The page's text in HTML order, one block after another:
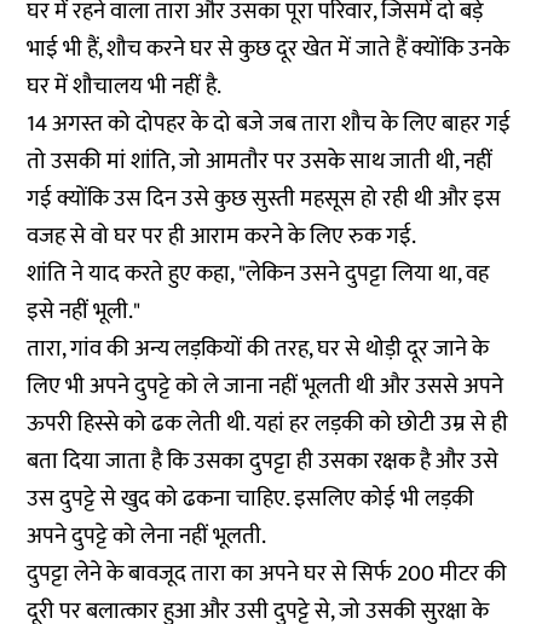
घर में रहने वाला तारा और उसका पूरा परिवार, जिसमें दो बड़े
भाई भी हैं, शौच करने घर से कुछ दूर खेत में जाते हैं क्योंकि उनके
घर में शौचालय भी नहीं है.
14 अगस्त को दोपहर के दो बजे जब तारा शौच के लिए बाहर गई
तो उसकी मां शांति, जो आमतौर पर उसके साथ जाती थी, नहीं
गई क्योंकि उस दिन उसे कुछ सुस्ती महसूस हो रही थी और इस
वजह से वो घर पर ही आराम करने के लिए रुक गई.
शांति ने याद करते हुए कहा, "लेकिन उसने दुपट्टा लिया था, वह
इसे नहीं भूली."
तारा, गांव की अन्य लड़कियों की तरह, घर से थोड़ी दूर जाने के
लिए भी अपने दुपट्टे को ले जाना नहीं भूलती थी और उससे अपने
ऊपरी हिस्से को ढक लेती थी. यहां हर लड़की को छोटी उम्र से ही
बता दिया जाता है कि उसका दुपट्टा ही उसका रक्षक है और उसे
उस दुपट्टे से खुद को ढकना चाहिए. इसलिए कोई भी लड़की
अपने दुपट्टे को लेना नहीं भूलती.
दुपट्टा लेने के बावजूद तारा का अपने घर से सिर्फ 200 मीटर की
दूरी पर बलात्कार हुआ और उसी दुपट्टे से, जो उसकी सुरक्षा के